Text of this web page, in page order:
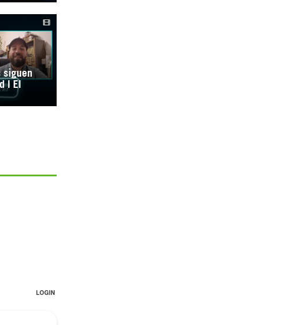
siguen
| El